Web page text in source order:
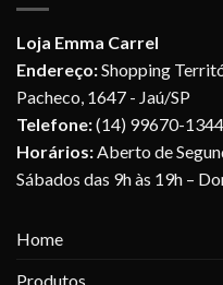
Loja Emma Carrel
Endereço:Shopping
Pacheco, 1647 - Jaú/SP
Telefone:(14) 99670-1344
Horários:Aberto de
Sábados das 9h às 19h –
Home
Produtos